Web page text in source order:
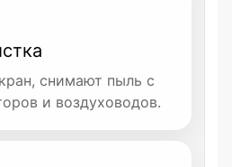
снимают пыль с
и воздуховодов.